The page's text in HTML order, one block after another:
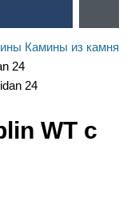
Камины из камня
24
WT c